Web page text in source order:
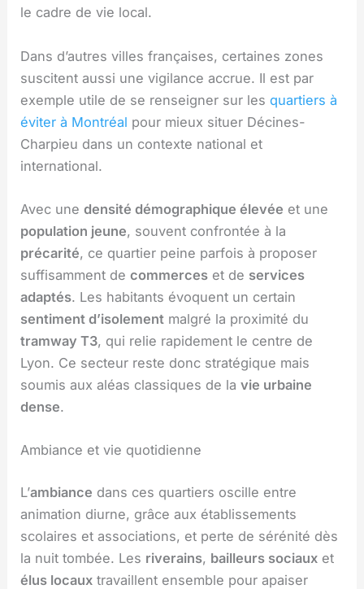
le cadre de vie local.
Dans d’autres villes françaises, certaines zones
suscitent aussi une vigilance accrue. Il est par
exemple utile de se renseigner sur lesquartiers à
éviter à Montréal pour mieux situer Décines-
Charpieu dans un contexte national et
international.
Avec unedensité démographique élevée et une
population jeune, souvent confrontée à la
précarité, ce quartier peine parfois à proposer
suffisamment decommerces et de services
adaptés. Les habitants évoquent un certain
sentiment d’isolement malgré la proximité du
tramway T3, qui relie rapidement le centre de
Lyon. Ce secteur reste donc stratégique mais
soumis aux aléas classiques de lavie urbaine
dense.
Ambiance et vie quotidienne
L’ambiance dans ces quartiers oscille entre
animation diurne, grâce aux établissements
scolaires et associations, et perte de sérénité dès
la nuit tombée. Les riverains, bailleurs sociaux et
élus locaux travaillent ensemble pour apaiser